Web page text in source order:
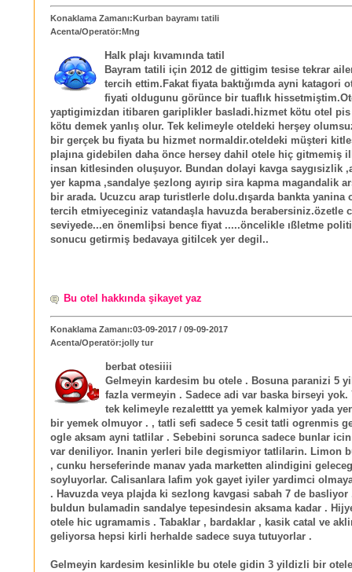
Konaklama Zamanı:Kurban bayramı tatili
Acenta/Operatör:Mng
Halk plajı kıvamında tatil
Bayram tatili için 2012 de gittigim tesise tekrar
tercih ettim.Fakat fiyata baktığımda ayni katagori
fiyati oldugunu görünce bir tuaflık
yaptigimizdan itibaren gariplikler basladi.hizmet kötu otel pis
kötu demek yanlış olur. Tek kelimeyle oteldeki herşey
bir gerçek bu fiyata bu hizmet normaldir.oteldeki müşteri
plajına gidebilen daha önce hersey dahil otele hiç gitmemiş
insan kitlesinden oluşuyor. Bundan dolayi kavga saygısizlik
yer kapma ,sandalye şezlong ayırip sira kapma magandalik
bir arada. Ucuzcu arap turistlerle dolu.dışarda bankta yanina
tercih etmiyeceginiz vatandaşla havuzda berabersiniz.özetle
seviyede...en önemliþsi bence fiyat .....öncelikle ıßletme
sonucu getirmiş bedavaya gitilcek yer degil..
Bu otel hakkında şikayet yaz
Konaklama Zamanı:03-09-2017 / 09-09-2017
Acenta/Operatör:jolly tur
berbat otesiiii
Gelmeyin kardesim bu otele . Bosuna paranizi 5
fazla vermeyin . Sadece adi var baska birseyi yok.
tek kelimeyle rezaletttt ya yemek kalmiyor yada
bir yemek olmuyor . , tatli sefi sadece 5 cesit tatli ogrenmis
ogle aksam ayni tatlilar . Sebebini sorunca sadece bunlar
var deniliyor. Inanin yerleri bile degismiyor tatlilarin. Limon
, cunku herseferinde manav yada marketten alindigini
soyluyorlar. Calisanlara lafim yok gayet iyiler yardimci
. Havuzda veya plajda ki sezlong kavgasi sabah 7 de basliyor
buldun bulamadin sandalye tepesindesin aksama kadar .
otele hic ugramamis . Tabaklar , bardaklar , kasik catal ve
geliyorsa hepsi kirli herhalde sadece suya tutuyorlar .
Gelmeyin kardesim kesinlikle bu otele gidin 3 yildizli bir